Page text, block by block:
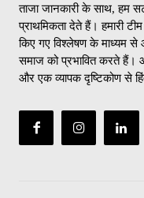
ताजा जानकारी के साथ, हम
प्राथमिकता देते हैं। हमारी
किए गए विश्लेषण के माध्यम से
समाज को प्रभावित करते
और एक व्यापक दृष्टिकोण से